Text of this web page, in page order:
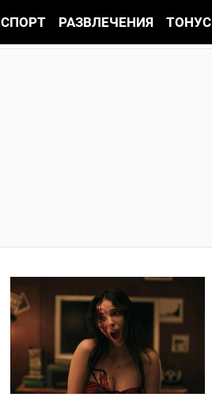
СПОРТ РАЗВЛЕЧЕНИЯ ТОНУС